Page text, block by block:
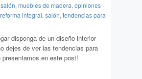
, muebles de madera, opiniones
reforma integral, salón, tendencias para
disponga de un diseño interior
dejes de ver las tendencias para
en este post!